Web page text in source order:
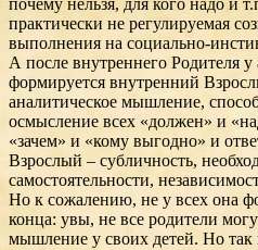
практически не регулируемая
выполнения на социально-
А после внутреннего Родителя
формируется внутренний
аналитическое мышление,
осмысление всех «должен» и
«зачем» и «кому выгодно» и
Взрослый – субличность,
самостоятельности,
Но к сожалению, не у всех она
конца: увы, не все родители
мышление у своих детей. Но так